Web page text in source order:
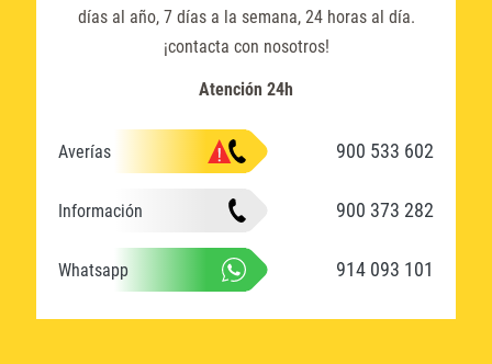
días al año, 7 días a la semana, 24 horas al día.
¡contacta con nosotros!
Atención 24h
Averías 900 533 602
Información 900 373 282
Whatsapp 914 093 101